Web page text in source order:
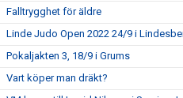
Falltrygghet för äldre
Linde Judo Open 2022 24/9 i
Pokaljakten 3, 18/9 i Grums
Vart köper man dräkt?